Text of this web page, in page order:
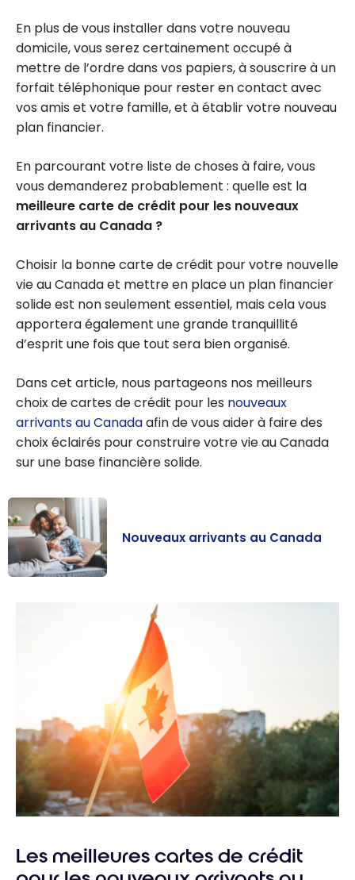
En plus de vous installer dans votre nouveau
domicile, vous serez certainement occupé à
mettre de l’ordre dans vos papiers, à souscrire à un
forfait téléphonique pour rester en contact avec
vos amis et votre famille, et à établir votre nouveau
plan financier.
En parcourant votre liste de choses à faire, vous
vous demanderez probablement : quelle est la
meilleure carte de crédit pour les nouveaux
arrivants au Canada ?
Choisir la bonne carte de crédit pour votre nouvelle
vie au Canada et mettre en place un plan financier
solide est non seulement essentiel, mais cela vous
apportera également une grande tranquillité
d’esprit une fois que tout sera bien organisé.
Dans cet article, nous partageons nos meilleurs
choix de cartes de crédit pour les nouveaux
arrivants au Canadaafin de vous aider à faire des
choix éclairés pour construire votre vie au Canada
sur une base financière solide.
Nouveaux arrivants au Canada
Les meilleures cartes de crédit